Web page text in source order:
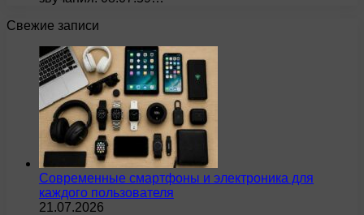
Свежие записи
Современные смартфоны и электроника для
каждого пользователя
21.07.2026